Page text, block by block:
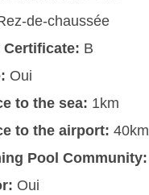
de-chaussée
Certificate: B
Oui
to the sea: 1km
to the airport: 40km
Pool Community:
Oui